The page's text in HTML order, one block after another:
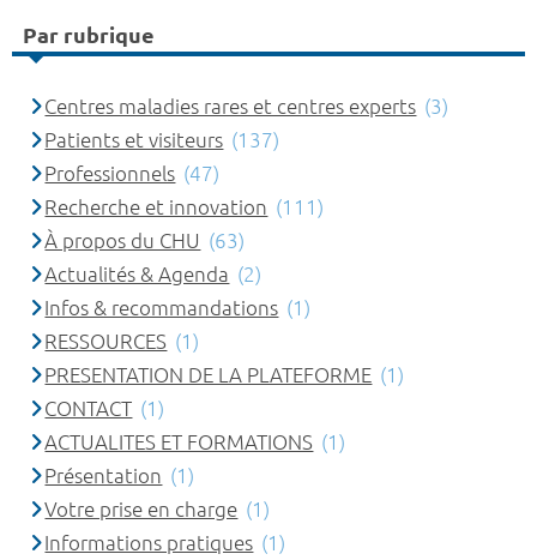
Par rubrique
Centres maladies rares et centres experts (3)
Patients et visiteurs (137)
Professionnels (47)
Recherche et innovation (111)
À propos du CHU (63)
Actualités & Agenda (2)
Infos & recommandations (1)
RESSOURCES (1)
PRESENTATION DE LA PLATEFORME (1)
CONTACT (1)
ACTUALITES ET FORMATIONS (1)
Présentation (1)
Votre prise en charge (1)
Informations pratiques (1)